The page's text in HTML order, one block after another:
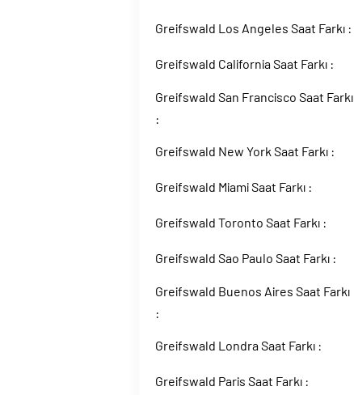
Greifswald Los Angeles Saat Farkı :
Greifswald California Saat Farkı :
Greifswald San Francisco Saat Farkı
:
Greifswald New York Saat Farkı :
Greifswald Miami Saat Farkı :
Greifswald Toronto Saat Farkı :
Greifswald Sao Paulo Saat Farkı :
Greifswald Buenos Aires Saat Farkı
:
Greifswald Londra Saat Farkı :
Greifswald Paris Saat Farkı :